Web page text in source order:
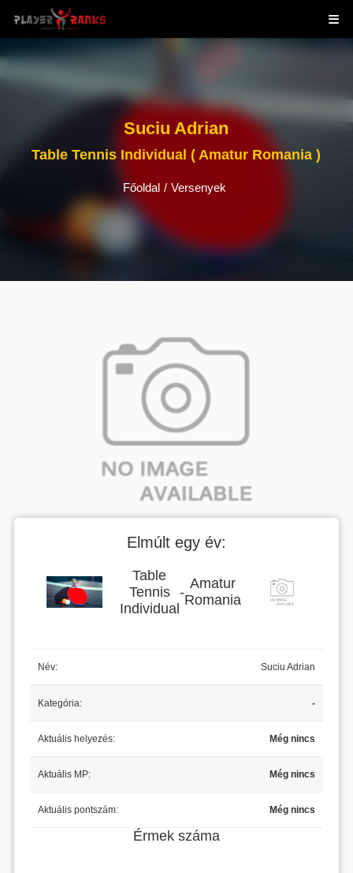
Suciu Adrian
Table Tennis Individual ( Amatur Romania )
Főoldal / Versenyek
Elmúlt egy év:
Table
Tennis
Individual
-
Amatur
Romania
Név: Suciu Adrian
Kategória: -
Aktuális helyezés: Még nincs
Aktuális MP: Még nincs
Aktuális pontszám: Még nincs
Érmek száma